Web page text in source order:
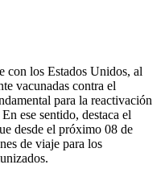
con los Estados Unidos, al
vacunadas contra el
para la reactivación
ese sentido, destaca el
desde el próximo 08 de
de viaje para los